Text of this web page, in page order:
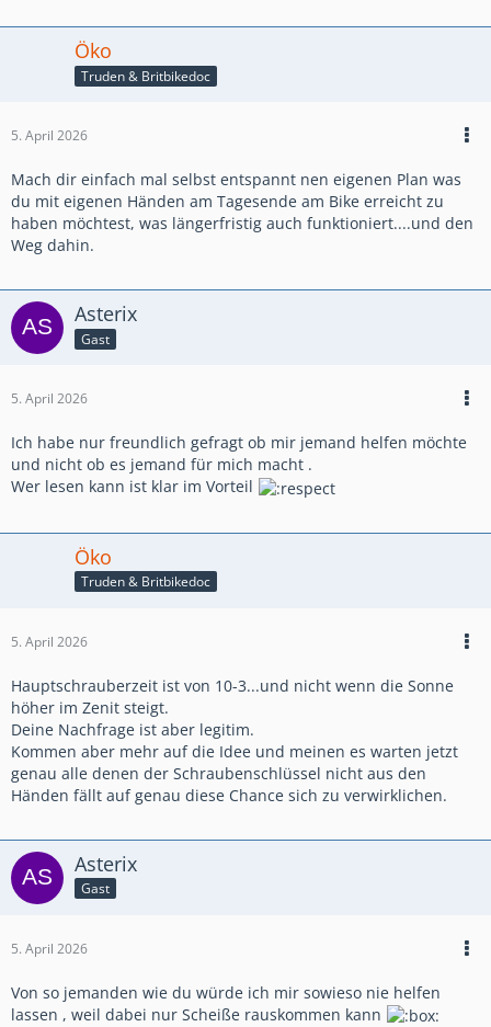
Öko
Truden & Britbikedoc
5. April 2026
Mach dir einfach mal selbst entspannt nen eigenen Plan was
du mit eigenen Händen am Tagesende am Bike erreicht zu
haben möchtest, was längerfristig auch funktioniert....und den
Weg dahin.
Asterix
Gast
5. April 2026
Ich habe nur freundlich gefragt ob mir jemand helfen möchte
und nicht ob es jemand für mich macht .
Wer lesen kann ist klar im Vorteil
Öko
Truden & Britbikedoc
5. April 2026
Hauptschrauberzeit ist von 10-3...und nicht wenn die Sonne
höher im Zenit steigt.
Deine Nachfrage ist aber legitim.
Kommen aber mehr auf die Idee und meinen es warten jetzt
genau alle denen der Schraubenschlüssel nicht aus den
Händen fällt auf genau diese Chance sich zu verwirklichen.
Asterix
Gast
5. April 2026
Von so jemanden wie du würde ich mir sowieso nie helfen
lassen , weil dabei nur Scheiße rauskommen kann